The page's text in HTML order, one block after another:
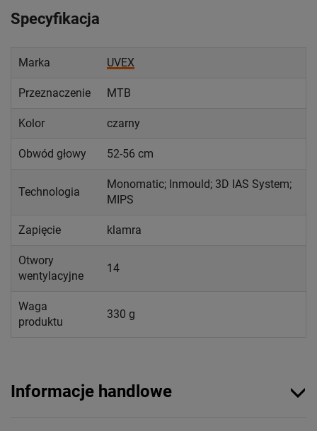
Specyfikacja
Marka UVEX
Przeznaczenie MTB
Kolor czarny
Obwód głowy 52-56 cm
Technologia
Monomatic; Inmould; 3D IAS System;
MIPS
Zapięcie klamra
Otwory
wentylacyjne
14
Waga
produktu
330 g
Informacje handlowe